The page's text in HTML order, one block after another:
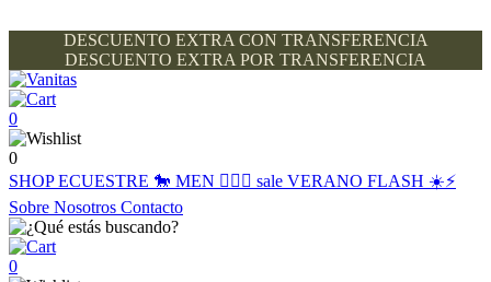
DESCUENTO EXTRA CON TRANSFERENCIA
DESCUENTO EXTRA POR TRANSFERENCIA
0
0
SHOPECUESTRE 🐎 MEN 🙋🏽‍♂️ sale VERANO FLASH ☀️⚡️
Sobre Nosotros Contacto
0